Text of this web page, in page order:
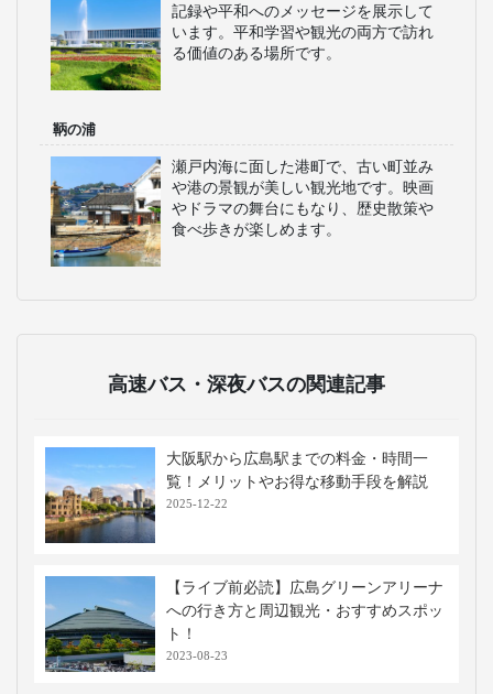
記録や平和へのメッセージを展示して
います。平和学習や観光の両方で訪れ
る価値のある場所です。
鞆の浦
瀬戸内海に面した港町で、古い町並み
や港の景観が美しい観光地です。映画
やドラマの舞台にもなり、歴史散策や
食べ歩きが楽しめます。
高速バス・深夜バスの関連記事
大阪駅から広島駅までの料金・時間一
覧！メリットやお得な移動手段を解説
2025-12-22
【ライブ前必読】広島グリーンアリーナ
への行き方と周辺観光・おすすめスポッ
ト！
2023-08-23